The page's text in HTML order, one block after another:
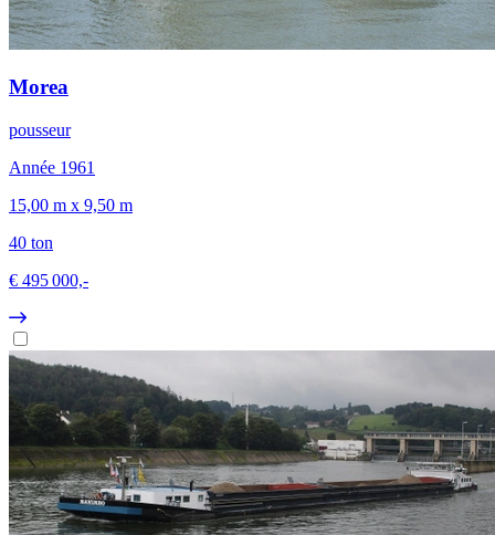
Morea
pousseur
Année 1961
15,00 m x 9,50 m
40 ton
€ 495 000,-